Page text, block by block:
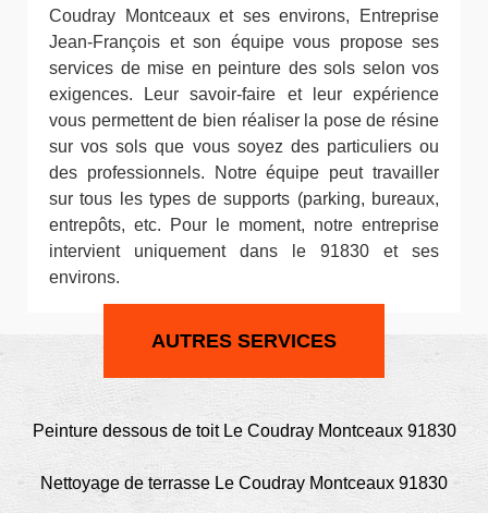
Coudray Montceaux et ses environs, Entreprise
Jean-François et son équipe vous propose ses
services de mise en peinture des sols selon vos
exigences. Leur savoir-faire et leur expérience
vous permettent de bien réaliser la pose de résine
sur vos sols que vous soyez des particuliers ou
des professionnels. Notre équipe peut travailler
sur tous les types de supports (parking, bureaux,
entrepôts, etc. Pour le moment, notre entreprise
intervient uniquement dans le 91830 et ses
environs.
AUTRES SERVICES
Peinture dessous de toit Le Coudray Montceaux 91830
Nettoyage de terrasse Le Coudray Montceaux 91830